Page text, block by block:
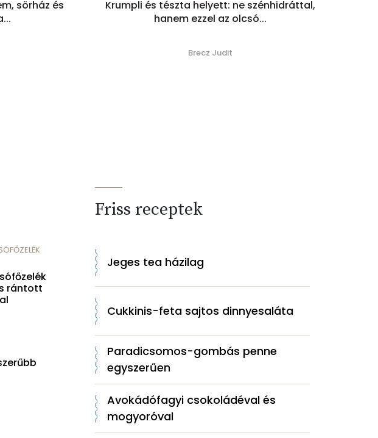
sörház és
Krumpli és tészta helyett: ne szénhidráttal,
hanem ezzel az olcsó...
Brecz Judit
rántott
Friss receptek
Jeges tea házilag
Cukkinis-feta sajtos dinnyesaláta
Paradicsomos-gombás penne
egyszerűen
Avokádófagyi csokoládéval és
mogyoróval